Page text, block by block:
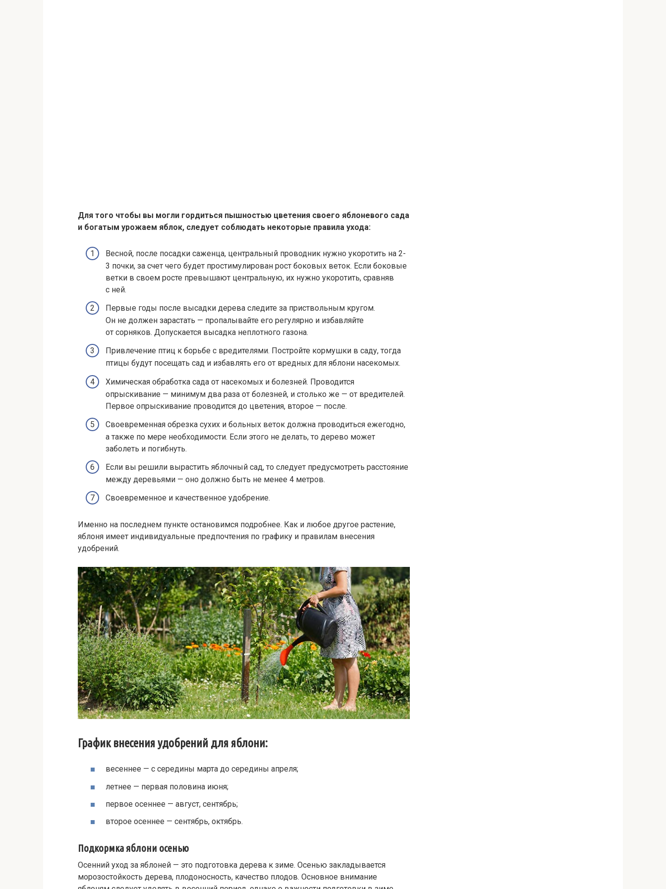
Для того чтобы вы могли гордиться пышностью цветения своего яблоневого сада
и богатым урожаем яблок, следует соблюдать некоторые правила ухода:
Весной, после посадки саженца, центральный проводник нужно укоротить на 2-
3 почки, за счет чего будет простимулирован рост боковых веток. Если боковые
ветки в своем росте превышают центральную, их нужно укоротить, сравняв
с ней.
Первые годы после высадки дерева следите за приствольным кругом.
Он не должен зарастать — пропалывайте его регулярно и избавляйте
от сорняков. Допускается высадка неплотного газона.
Привлечение птиц к борьбе с вредителями. Постройте кормушки в саду, тогда
птицы будут посещать сад и избавлять его от вредных для яблони насекомых.
Химическая обработка сада от насекомых и болезней. Проводится
опрыскивание — минимум два раза от болезней, и столько же — от вредителей.
Первое опрыскивание проводится до цветения, второе — после.
Своевременная обрезка сухих и больных веток должна проводиться ежегодно,
а также по мере необходимости. Если этого не делать, то дерево может
заболеть и погибнуть.
Если вы решили вырастить яблочный сад, то следует предусмотреть расстояние
между деревьями — оно должно быть не менее 4 метров.
Своевременное и качественное удобрение.
Именно на последнем пункте остановимся подробнее. Как и любое другое растение,
яблоня имеет индивидуальные предпочтения по графику и правилам внесения
удобрений.
График внесения удобрений для яблони:
весеннее — с середины марта до середины апреля;
летнее — первая половина июня;
первое осеннее — август, сентябрь;
второе осеннее — сентябрь, октябрь.
Подкормка яблони осенью
Осенний уход за яблоней — это подготовка дерева к зиме. Осенью закладывается
морозостойкость дерева, плодоносность, качество плодов. Основное внимание